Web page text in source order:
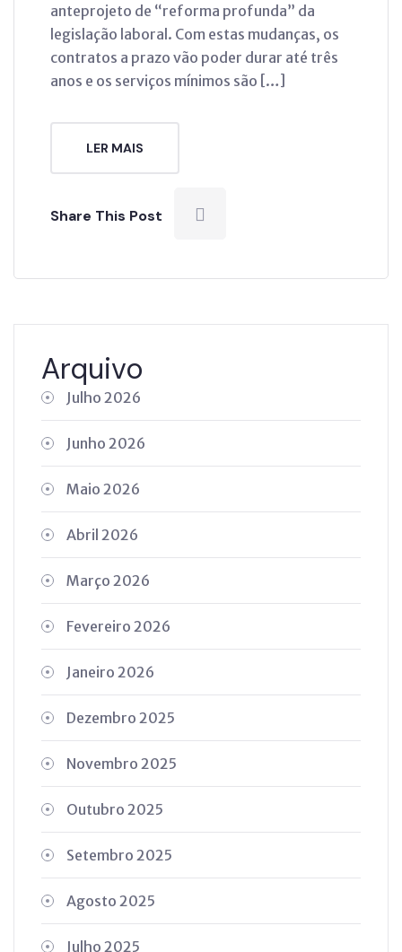
anteprojeto de “reforma profunda” da
legislação laboral. Com estas mudanças, os
contratos a prazo vão poder durar até três
anos e os serviços mínimos são […]
LER MAIS
Share This Post
Arquivo
Julho 2026
Junho 2026
Maio 2026
Abril 2026
Março 2026
Fevereiro 2026
Janeiro 2026
Dezembro 2025
Novembro 2025
Outubro 2025
Setembro 2025
Agosto 2025
Julho 2025